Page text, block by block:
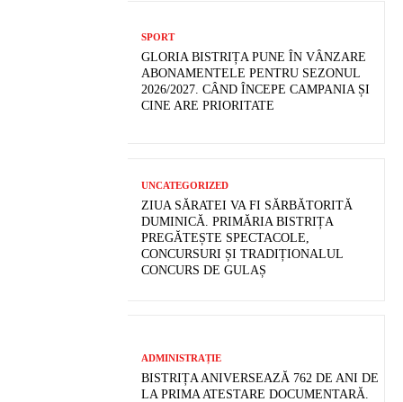
SPORT
GLORIA BISTRIȚA PUNE ÎN VÂNZARE
ABONAMENTELE PENTRU SEZONUL
2026/2027. CÂND ÎNCEPE CAMPANIA ȘI
CINE ARE PRIORITATE
UNCATEGORIZED
ZIUA SĂRATEI VA FI SĂRBĂTORITĂ
DUMINICĂ. PRIMĂRIA BISTRIȚA
PREGĂTEȘTE SPECTACOLE,
CONCURSURI ȘI TRADIȚIONALUL
CONCURS DE GULAȘ
ADMINISTRAȚIE
BISTRIȚA ANIVERSEAZĂ 762 DE ANI DE
LA PRIMA ATESTARE DOCUMENTARĂ.